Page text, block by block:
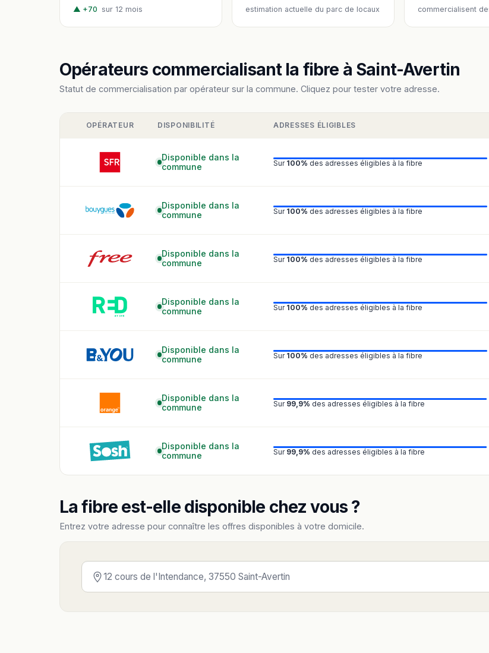
▲ +70 sur 12 mois estimation actuelle du parc de locaux commercialisent
Opérateurs commercialisant la fibre à Saint-Avertin
Statut de commercialisation par opérateur sur la commune. Cliquez pour tester votre adresse.
OPÉRATEUR DISPONIBILITÉ ADRESSES ÉLIGIBLES
Disponible dans la
commune
Sur 100% des adresses éligibles à la fibre
Disponible dans la
commune
Sur 100% des adresses éligibles à la fibre
Disponible dans la
commune
Sur 100% des adresses éligibles à la fibre
Disponible dans la
commune
Sur 100% des adresses éligibles à la fibre
Disponible dans la
commune
Sur 100% des adresses éligibles à la fibre
Disponible dans la
commune
Sur 99,9% des adresses éligibles à la fibre
Disponible dans la
commune
Sur 99,9% des adresses éligibles à la fibre
La fibre est-elle disponible chez vous ?
Entrez votre adresse pour connaître les offres disponibles à votre domicile.